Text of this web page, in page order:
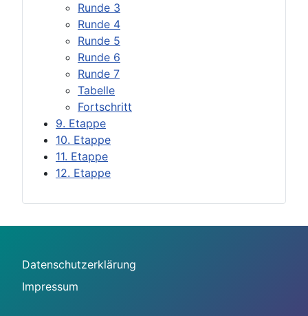
Runde 3
Runde 4
Runde 5
Runde 6
Runde 7
Tabelle
Fortschritt
9. Etappe
10. Etappe
11. Etappe
12. Etappe
Datenschutzerklärung
Impressum